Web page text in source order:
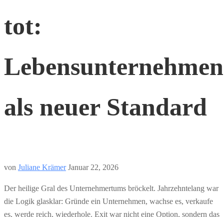
tot:
Lebensunternehmen
als neuer Standard
von Juliane Krämer Januar 22, 2026
Der heilige Gral des Unternehmertums bröckelt. Jahrzehntelang war
die Logik glasklar: Gründe ein Unternehmen, wachse es, verkaufe
es, werde reich, wiederhole. Exit war nicht eine Option, sondern das